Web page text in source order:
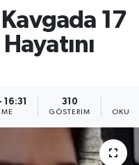
Kavgada 17
310
GÖSTERIM
Fikstür